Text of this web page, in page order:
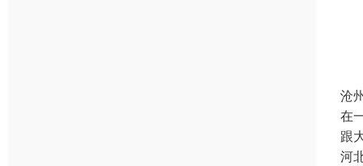
沧
在
跟
河